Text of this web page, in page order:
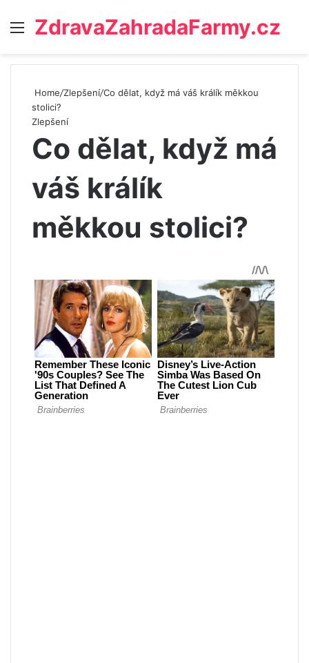
Menu
ZdravaZahradaFarmy.cz
Home/Zlepšení/Co dělat, když má váš králík měkkou
stolici?
Zlepšení
Co dělat, když má
váš králík
měkkou stolici?